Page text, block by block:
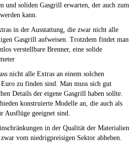
und soliden Gasgrill erwarten, der auch zum
kann.
in der Ausstattung, die zwar nicht alle
Gasgrill aufweisen. Trotzdem findet man
verstellbare Brenner, eine solide
nicht alle Extras an einem solchen
zu finden sind. Man muss sich gut
Details der eigene Gasgrill haben sollte.
konstruierte Modelle an, die auch als
geeignet sind.
in der Qualität der Materialien
vom niedrigpreisigen Sektor abheben.